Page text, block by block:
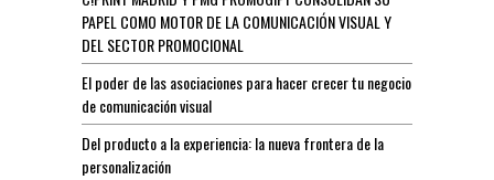
PAPEL COMO MOTOR DE LA COMUNICACIÓN VISUAL Y
DEL SECTOR PROMOCIONAL
El poder de las asociaciones para hacer crecer tu negocio
de comunicación visual
Del producto a la experiencia: la nueva frontera de la
personalización